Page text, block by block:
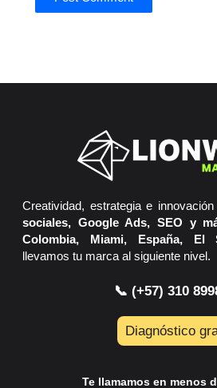
Creatividad, estrategia e innovación
sociales, Google Ads, SEO y
Colombia, Miami, España, El
llevamos tu marca al siguiente nivel.
📞 (+57) 310
Diagnóstico
Te llamamos en menos